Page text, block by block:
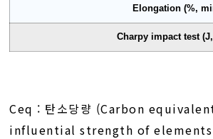
Elongation (%,
Charpy impact test
Ceq : 탄소당량 (Carbon
influential strength of